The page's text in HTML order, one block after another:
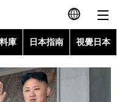
日本語
English
庫 日本指南 視覺日本